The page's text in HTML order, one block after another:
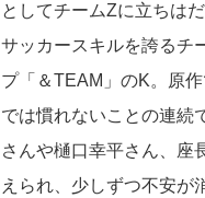
としてチームZに立ちは
サッカースキルを誇るチ
プ「＆TEAM」のK。原
では慣れないことの連続
さんや樋口幸平さん、座
えられ、少しずつ不安が